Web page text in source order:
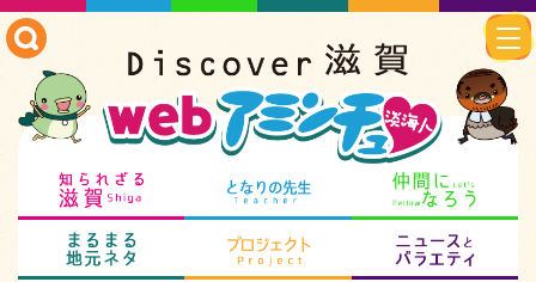
知られざる滋賀 となりの先生
まるまる地元ネタ プロジェクト